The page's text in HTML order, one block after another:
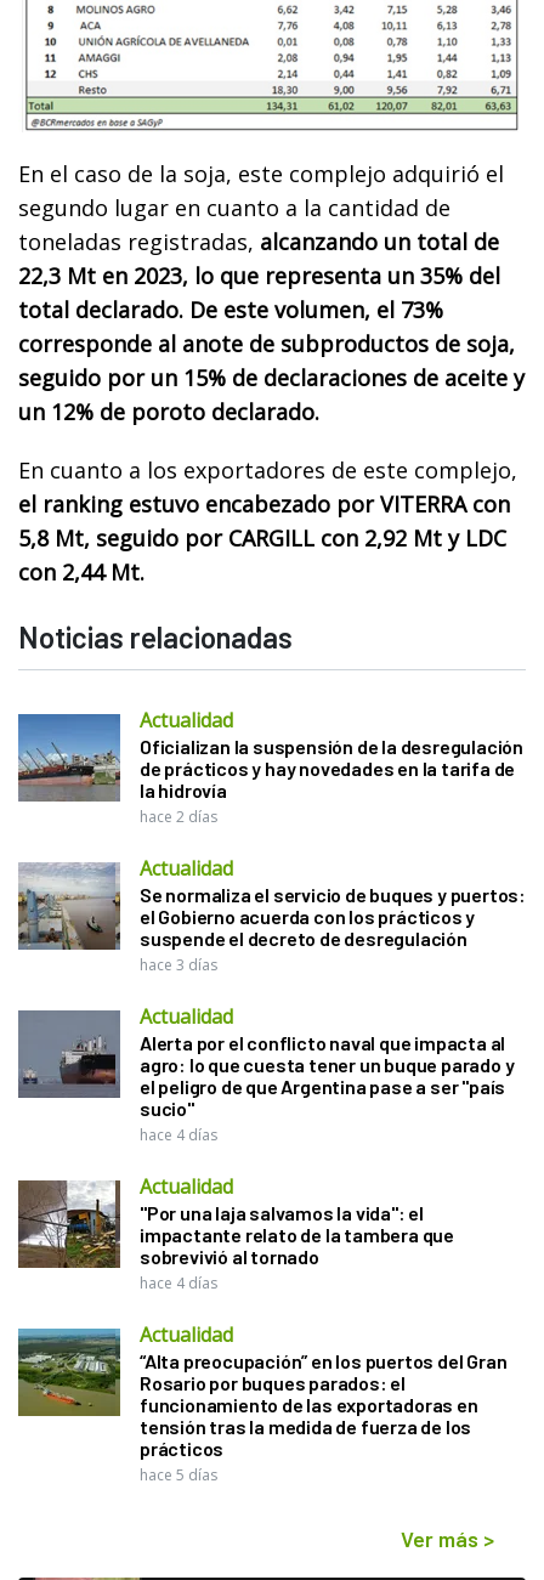
En el caso de la soja, este complejo adquirió el
segundo lugar en cuanto a la cantidad de
toneladas registradas, alcanzando un total de
22,3 Mt en 2023, lo que representa un 35% del
total declarado. De este volumen, el 73%
corresponde al anote de subproductos de soja,
seguido por un 15% de declaraciones de aceite y
un 12% de poroto declarado.
En cuanto a los exportadores de este complejo,
el ranking estuvo encabezado por VITERRA con
5,8 Mt, seguido por CARGILL con 2,92 Mt y LDC
con 2,44 Mt.
Noticias relacionadas
Actualidad
Oficializan la suspensión de la desregulación
de prácticos y hay novedades en la tarifa de
la hidrovía
hace 2 días
Actualidad
Se normaliza el servicio de buques y puertos:
el Gobierno acuerda con los prácticos y
suspende el decreto de desregulación
hace 3 días
Actualidad
Alerta por el conflicto naval que impacta al
agro: lo que cuesta tener un buque parado y
el peligro de que Argentina pase a ser "país
sucio"
hace 4 días
Actualidad
"Por una laja salvamos la vida": el
impactante relato de la tambera que
sobrevivió al tornado
hace 4 días
Actualidad
“Alta preocupación” en los puertos del Gran
Rosario por buques parados: el
funcionamiento de las exportadoras en
tensión tras la medida de fuerza de los
prácticos
hace 5 días
Ver más >